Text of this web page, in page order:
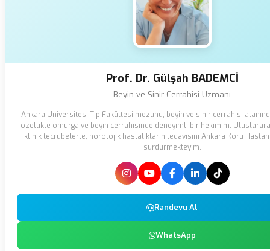
Prof. Dr. Gülşah BADEMCİ
Beyin ve Sinir Cerrahisi Uzmanı
Ankara Üniversitesi Tıp Fakültesi mezunu, beyin ve sinir cerrahisi
özellikle omurga ve beyin cerrahisinde deneyimli bir hekimim.
klinik tecrübelerle, nörolojik hastalıkların tedavisini Ankara Koru
sürdürmekteyim.
Randevu Al
WhatsApp